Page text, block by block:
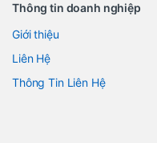
Thông tin doanh nghiệp
Giới thiệu
Liên Hệ
Thông Tin Liên Hệ